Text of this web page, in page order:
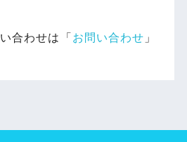
合わせは「 お問い合わせ 」